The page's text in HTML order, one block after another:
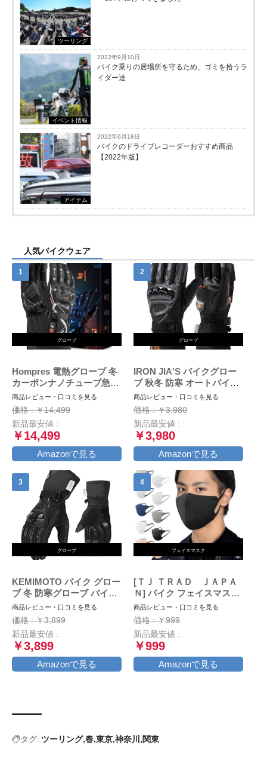
ツーリング
イベント情報
2022年9月10日
バイク乗りの居場所を守るため、ゴミを拾うラ
イダー達
アイテム
2022年6月18日
バイクのドライブレコーダーおすすめ商品
【2022年版】
人気バイクウェア
グローブ
Hompres 電熱グローブ 冬
カーボンナノチューブ急速
発熱 バイク グローブ 大容
量バッテリー付 シガーソケ
ット給電 バッテリー残量表
示 4段階温度調節 スマホ対
応 防寒防風 撥水加工 通勤
通学 作業 男女兼用L
商品レビュー・口コミを見る
価格 : ￥14,499
新品最安値 :
￥14,499
Amazonで見る
グローブ
IRON JIA'S バイクグロー
ブ 秋冬 防寒 オートバイ手
袋 冬用 スマホ対応 防水 防
風 保護手袋 裏起毛 滑り止
め ブラック M
商品レビュー・口コミを見る
価格 : ￥3,980
新品最安値 :
￥3,980
Amazonで見る
グローブ
KEMIMOTO バイク グロー
ブ 冬 防寒グローブ バイク
冬用グローブ オートバイグ
ローブ 春/秋/冬 スマホ対応
裏起毛 防風 風止め クッシ
ョン付き 滑り止め ブラッ
ク L
商品レビュー・口コミを見る
価格 : ￥3,899
新品最安値 :
￥3,899
Amazonで見る
フェイスマスク
[ＴＪ ＴＲＡＤ ＪＡＰＡ
Ｎ] バイク フェイスマスク
大きめ マスク 日本製 不織
布 (大きめ30枚個包装, ブラ
ック×ブラック)
商品レビュー・口コミを見る
価格 : ￥999
新品最安値 :
￥999
Amazonで見る
タグ: ツーリング 春 東京 神奈川 関東